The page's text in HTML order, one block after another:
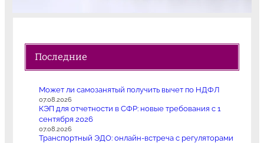
Последние
Может ли самозанятый получить вычет по НДФЛ
07.08.2026
КЭП для отчетности в СФР: новые требования с 1
сентября 2026
07.08.2026
Транспортный ЭДО: онлайн-встреча с регуляторами